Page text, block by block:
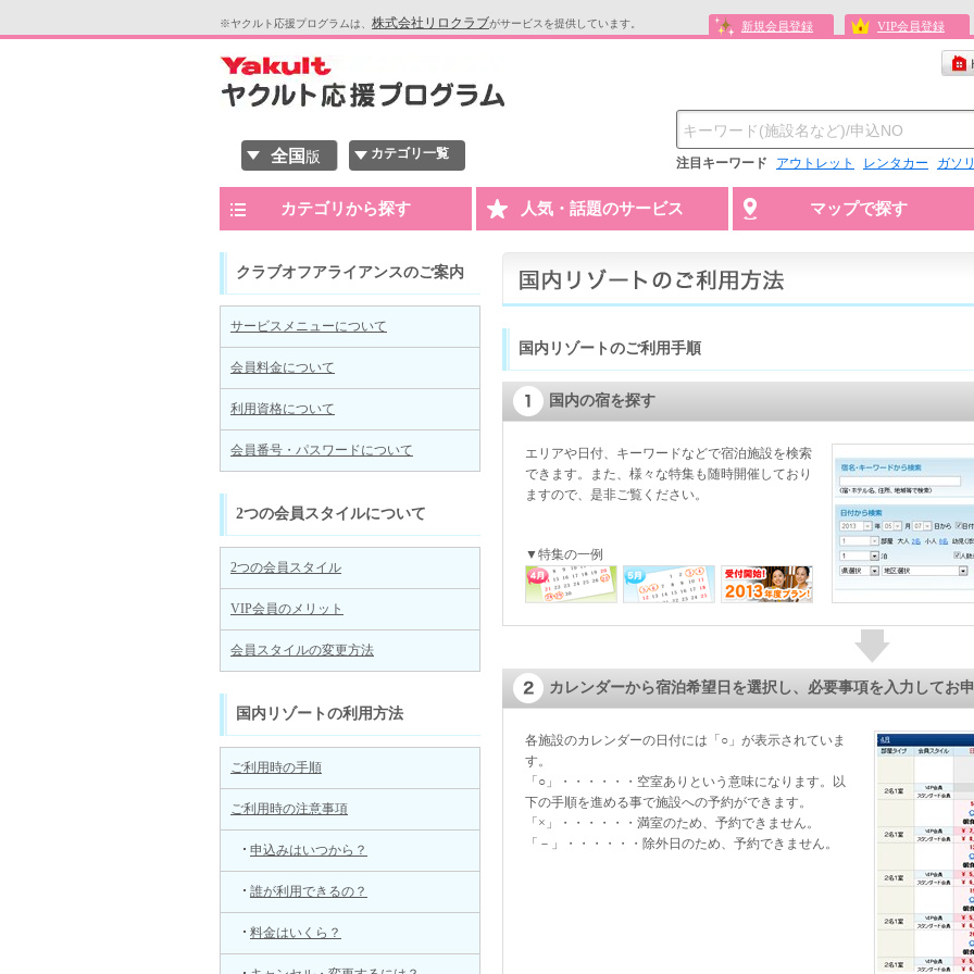
※ヤクルト応援プログラムは、 株式会社リロクラブがサービスを提供しています。 新規会員登録 VIP会員登録
全国 版 カテゴリ一覧
注目キーワード アウトレット レンタカー ガソ
カテゴリから探す 人気・話題のサービス マップで探す
国内リゾートのご利用手順
国内の宿を探す
エリアや日付、キーワードなどで宿泊施設を検索
できます。また、様々な特集も随時開催しており
ますので、是非ご覧ください。
▼特集の一例
カレンダーから宿泊希望日を選択し、必要事項を入力してお
各施設のカレンダーの日付には「○」が表示されていま
す。
「○」・・・・・・空室ありという意味になります。以
下の手順を進める事で施設への予約ができます。
「×」・・・・・・満室のため、予約できません。
「－」・・・・・・除外日のため、予約できません。
クラブオフアライアンスのご案内
サービスメニューについて
会員料金について
利用資格について
会員番号・パスワードについて
2つの会員スタイルについて
2つの会員スタイル
VIP会員のメリット
会員スタイルの変更方法
国内リゾートの利用方法
ご利用時の手順
ご利用時の注意事項
申込みはいつから？
誰が利用できるの？
料金はいくら？